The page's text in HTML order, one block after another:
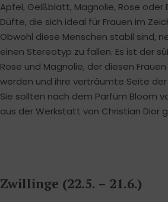
Apfel, Geißblatt, Magnolie, Rose oder
Düfte, die sich ideal für Frauen im
Obwohl diese Menschen stabil sind,
einen Stereotyp zu fallen. Es ist der
Rose und Magnolie, der diesen
werden und ihre verträumte Seite
Sie sollten nach dem Parfüm Bloom
aus der Werkstatt von Christian Dior
Zwillinge (22.5. – 21.6.)